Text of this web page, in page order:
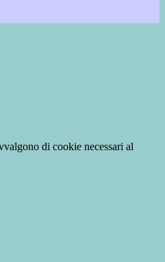
di cookie necessari al